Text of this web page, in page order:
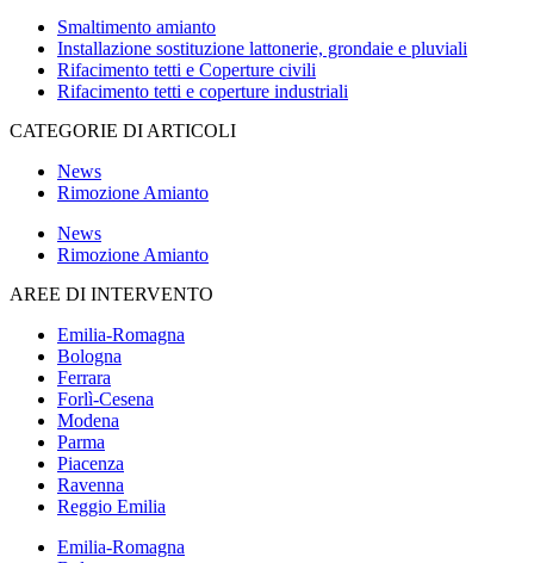
Smaltimento amianto
Installazione sostituzione lattonerie, grondaie e pluviali
Rifacimento tetti e Coperture civili
Rifacimento tetti e coperture industriali
CATEGORIE DI ARTICOLI
News
Rimozione Amianto
News
Rimozione Amianto
AREE DI INTERVENTO
Emilia-Romagna
Bologna
Ferrara
Forlì-Cesena
Modena
Parma
Piacenza
Ravenna
Reggio Emilia
Emilia-Romagna